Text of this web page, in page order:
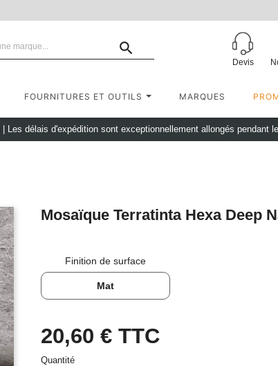

Devis
FOURNITURES ET OUTILS MARQUES
| Les délais d'expédition sont exceptionnellement allongés pendant
Mosaïque Terratinta Hexa Deep
Finition de surface
Mat
20,60 € TTC
Quantité